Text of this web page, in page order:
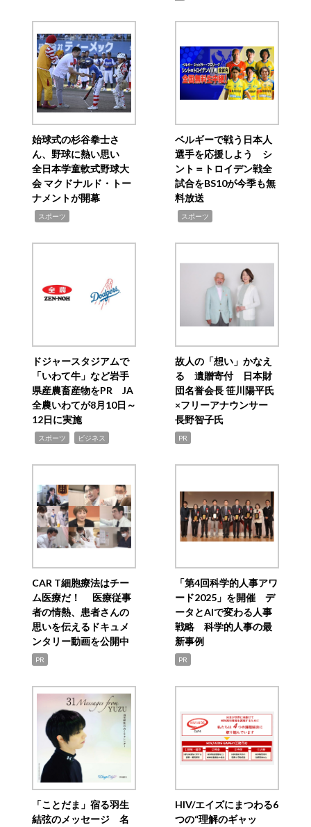
始球式の杉谷拳士さ
ん、野球に熱い思い
全日本学童軟式野球大
会 マクドナルド・トー
ナメントが開幕
スポーツ
ベルギーで戦う日本人
選手を応援しよう シ
ント＝トロイデン戦全
試合をBS10が今季も無
料放送
スポーツ
ドジャースタジアムで
「いわて牛」など岩手
県産農畜産物をPR JA
全農いわてが8月10日～
12日に実施
スポーツ ビジネス
故人の「想い」かなえ
る 遺贈寄付 日本財
団名誉会長 笹川陽平氏
×フリーアナウンサー
長野智子氏
PR
CAR T細胞療法はチー
ム医療だ！ 医療従事
者の情熱、患者さんの
思いを伝えるドキュメ
ンタリー動画を公開中
PR
「第4回科学的人事アワ
ード2025」を開催 デ
ータとAIで変わる人事
戦略 科学的人事の最
新事例
PR
「ことだま」宿る羽生
結弦のメッセージ 名
HIV/エイズにまつわる6
つの“理解のギャッ